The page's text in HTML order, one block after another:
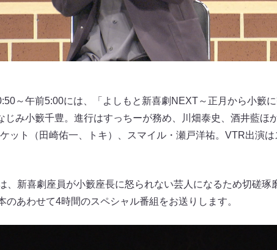
～午前5:00には、「よしもと新喜劇NEXT～正月から小籔
じみ小籔千豊。進行はすっちーが務め、川畑泰史、酒井藍ほ
ット（田崎佑一、トキ）、スマイル・瀬戸洋祐。VTR出演
、新喜劇座員が小籔座長に怒られない芸人になるため切磋琢
のあわせて4時間のスペシャル番組をお送りします。